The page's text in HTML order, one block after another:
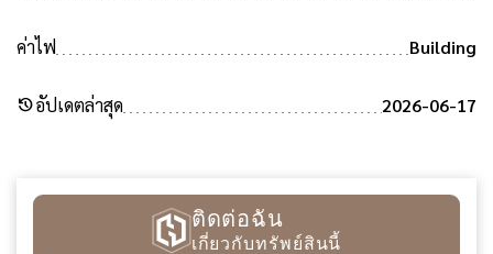
ค่าไฟ Building
historyอัปเดตล่าสุด 2026-06-17
ติดต่อฉัน
เกี่ยวกับทรัพย์สินนี้